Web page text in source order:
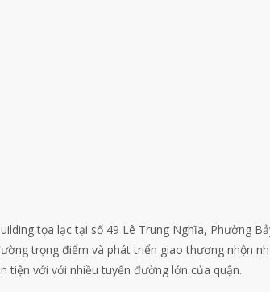
tọa lạc tại số 49 Lê Trung Nghĩa, Phường
trọng điểm và phát triển giao thương nhộn
tiện với với nhiều tuyến đường lớn của quận.